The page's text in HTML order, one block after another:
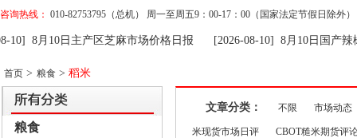
咨询热线： 010-82753795（总机） 周一至周五9：00-17：00（国家法定节假日除外）
8月10日主产区芝麻市场价格日报 [2026-08-10] 8月10日国产辣椒
首页 > 粮食 > 稻米
粮食
文章分类： 不限 市场动态
米现货市场日评 CBOT糙米期货评